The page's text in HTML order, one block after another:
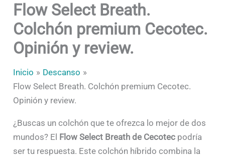
Flow Select Breath.
Colchón premium Cecotec.
Opinión y review.
Inicio
Descanso
Flow Select Breath. Colchón premium Cecotec.
Opinión y review.
¿Buscas un colchón que te ofrezca lo mejor de dos
mundos? El Flow Select Breath de Cecotec podría
ser tu respuesta. Este colchón híbrido combina la